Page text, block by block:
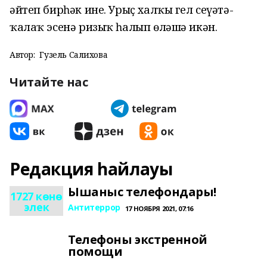
әйтеп бирһәк ине. Урыҫ халҡы гел сеүәтә-
ҡалаҡ эсенә ризыҡ һалып өләшә икән.
Автор: Гузель Салихова
Читайте нас
Редакция һайлауы
1727 көнө
элек
Ышаныс телефондары!
Антитеррор 17 НОЯБРЯ 2021, 07:16
Телефоны экстренной
помощи